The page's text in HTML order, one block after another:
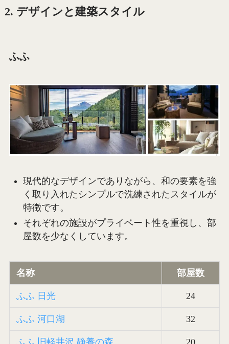
2. デザインと建築スタイル
ふふ
現代的なデザインでありながら、和の要素を強
く取り入れたシンプルで洗練されたスタイルが
特徴です。
それぞれの施設がプライベート性を重視し、部
屋数を少なくしています。
名称 部屋数
ふふ 日光 24
ふふ 河口湖 32